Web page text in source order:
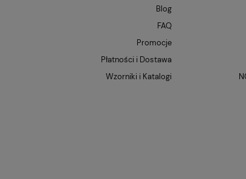
Blog
FAQ
Promocje
Płatności i Dostawa
Wzorniki i Katalogi